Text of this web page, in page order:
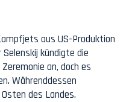
aus US-Produktion
kündigte die
an, doch es
Währenddessen
des Landes.